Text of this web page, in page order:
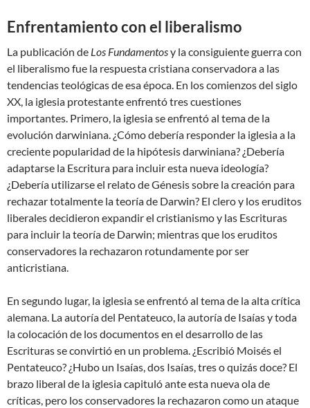
Enfrentamiento con el liberalismo
La publicación de Los Fundamentosy la consiguiente guerra con
el liberalismo fue la respuesta cristiana conservadora a las
tendencias teológicas de esa época. En los comienzos del siglo
XX, la iglesia protestante enfrentó tres cuestiones
importantes. Primero, la iglesia se enfrentó al tema de la
evolución darwiniana. ¿Cómo debería responder la iglesia a la
creciente popularidad de la hipótesis darwiniana? ¿Debería
adaptarse la Escritura para incluir esta nueva ideología?
¿Debería utilizarse el relato de Génesis sobre la creación para
rechazar totalmente la teoría de Darwin? El clero y los eruditos
liberales decidieron expandir el cristianismo y las Escrituras
para incluir la teoría de Darwin; mientras que los eruditos
conservadores la rechazaron rotundamente por ser
anticristiana.
En segundo lugar, la iglesia se enfrentó al tema de la alta crítica
alemana. La autoría del Pentateuco, la autoría de Isaías y toda
la colocación de los documentos en el desarrollo de las
Escrituras se convirtió en un problema. ¿Escribió Moisés el
Pentateuco? ¿Hubo un Isaías, dos Isaías, tres o quizás doce? El
brazo liberal de la iglesia capituló ante esta nueva ola de
críticas, pero los conservadores la rechazaron como un ataque